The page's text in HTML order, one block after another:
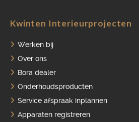
Kwinten Interieurprojecten
Werken bij
Over ons
Bora dealer
Onderhoudsproducten
Service afspraak inplannen
Apparaten registreren